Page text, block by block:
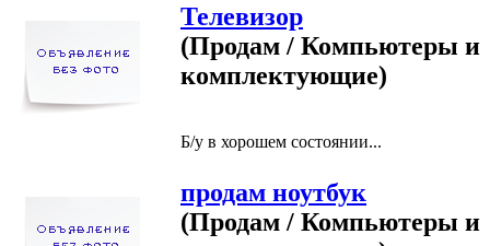
Телевизор
(Продам / Компьютеры и
комплектующие)
Б/у в хорошем состоянии...
продам ноутбук
(Продам / Компьютеры и